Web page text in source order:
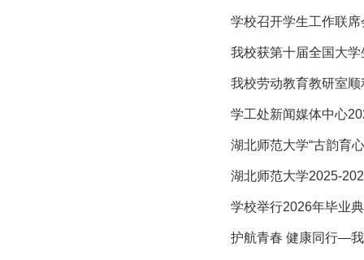
学校召开学生工作联
我校获第十届全国大学
我校劳动教育教研室
学工处新闻媒体中心
湖北师范大学“古韵育
湖北师范大学2025-
学校举行2026年毕业
护航青春 健康同行—